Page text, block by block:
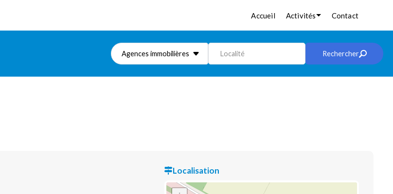
Accueil Activités Contact
Agences immobilières Localité Rechercher
Localisation